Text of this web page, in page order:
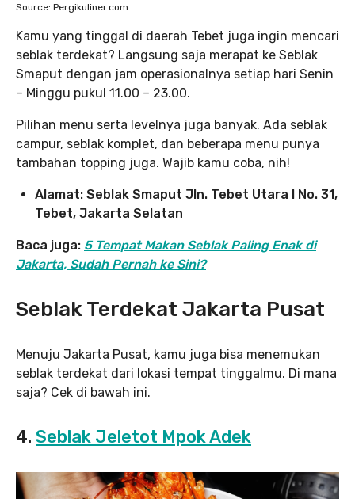
Source: Pergikuliner.com
Kamu yang tinggal di daerah Tebet juga ingin mencari
seblak terdekat? Langsung saja merapat ke Seblak
Smaput dengan jam operasionalnya setiap hari Senin
– Minggu pukul 11.00 – 23.00.
Pilihan menu serta levelnya juga banyak. Ada seblak
campur, seblak komplet, dan beberapa menu punya
tambahan topping juga. Wajib kamu coba, nih!
Alamat: Seblak Smaput Jln. Tebet Utara I No. 31,
Tebet, Jakarta Selatan
Baca juga: 5 Tempat Makan Seblak Paling Enak di
Jakarta, Sudah Pernah ke Sini?
Seblak Terdekat Jakarta Pusat
Menuju Jakarta Pusat, kamu juga bisa menemukan
seblak terdekat dari lokasi tempat tinggalmu. Di mana
saja? Cek di bawah ini.
4. Seblak Jeletot Mpok Adek